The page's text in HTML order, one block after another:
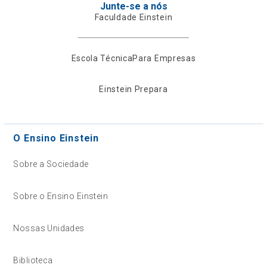
Junte-se a nós
Faculdade Einstein
Escola TécnicaPara Empresas
Einstein Prepara
O Ensino Einstein
Sobre a Sociedade
Sobre o Ensino Einstein
Nossas Unidades
Biblioteca